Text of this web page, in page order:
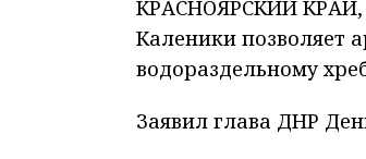
КРАСНОЯРСКИЙ КРАЙ,
Каленики позволяет
водораздельному
Заявил глава ДНР